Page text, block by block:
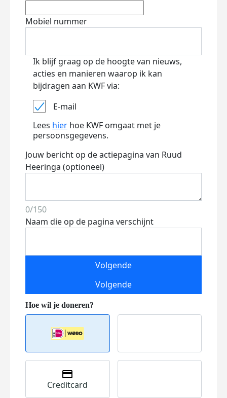
Mobiel nummer
Ik blijf graag op de hoogte van nieuws,
acties en manieren waarop ik kan
bijdragen aan KWF via:
E-mail
Lees hier hoe KWF omgaat met je
persoonsgegevens.
Jouw bericht op de actiepagina van Ruud
Heeringa (optioneel)
0/150
Naam die op de pagina verschijnt
Volgende
Volgende
Creditcard